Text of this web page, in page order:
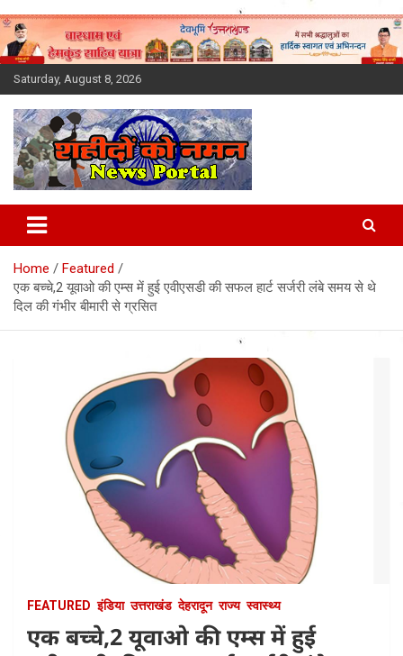
Skip
to
content
Saturday, August 8, 2026
Latest News Today, Breaking
News, Uttarakhand News in
Hindi
Home
Featured
एक बच्चे,2 यूवाओ की एम्स में हुई एवीएसडी की सफल हार्ट सर्जरी लंबे समय से थे
दिल की गंभीर बीमारी से ग्रसित
FEATURED इंडिया उत्तराखंड देहरादून राज्य स्वास्थ्य
एक बच्चे,2 यूवाओ की एम्स में हुई